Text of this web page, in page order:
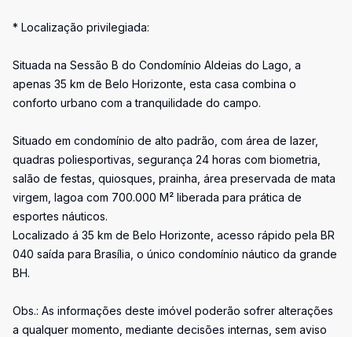
* Localização privilegiada:
Situada na Sessão B do Condomínio Aldeias do Lago, a
apenas 35 km de Belo Horizonte, esta casa combina o
conforto urbano com a tranquilidade do campo.
Situado em condomínio de alto padrão, com área de lazer,
quadras poliesportivas, segurança 24 horas com biometria,
salão de festas, quiosques, prainha, área preservada de mata
virgem, lagoa com 700.000 M² liberada para prática de
esportes náuticos.
Localizado á 35 km de Belo Horizonte, acesso rápido pela BR
040 saída para Brasília, o único condomínio náutico da grande
BH.
Obs.: As informações deste imóvel poderão sofrer alterações
a qualquer momento, mediante decisões internas, sem aviso